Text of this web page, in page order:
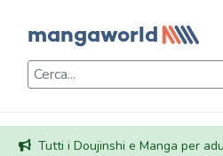
Tutti i Doujinshi e Manga per